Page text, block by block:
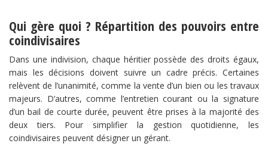
Qui gère quoi ? Répartition des pouvoirs entre
coindivisaires
Dans une indivision, chaque héritier possède des droits égaux,
mais les décisions doivent suivre un cadre précis. Certaines
relèvent de l’unanimité, comme la vente d’un bien ou les travaux
majeurs. D’autres, comme l’entretien courant ou la signature
d’un bail de courte durée, peuvent être prises à la majorité des
deux tiers. Pour simplifier la gestion quotidienne, les
coindivisaires peuvent désigner un gérant.